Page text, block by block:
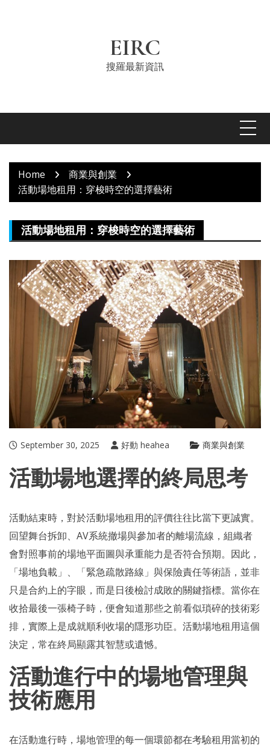
EIRC
搜羅最新資訊
Home
商業與創業
活動場地租用：穿梭時空的選擇藝術
活動場地租用：穿梭時空的選擇藝術
September 30, 2025 好動 heahea 商業與創業
活動場地選擇的終局思考
活動結束時，對於活動場地租用的評價往往比當下更誠實。
回望舞台拆卸、AV系統撤場與參加者的離場流線，組織者
會對照事前的場地平面圖與承重能力是否符合預期。因此，
「場地負載」、「緊急疏散路線」與保險責任等術語，並非
只是合約上的字眼，而是日後檢討成敗的關鍵指標。當你在
收拾最後一張椅子時，便會知道那些之前看似瑣碎的技術彩
排，實際上是成就順利收場的隱形功臣。活動場地租用這個
決定，常在終局顯露其智慧或遺憾。
活動進行中的場地管理與
技術應用
在活動進行時，場地管理的每一個環節都在考驗租用當初的